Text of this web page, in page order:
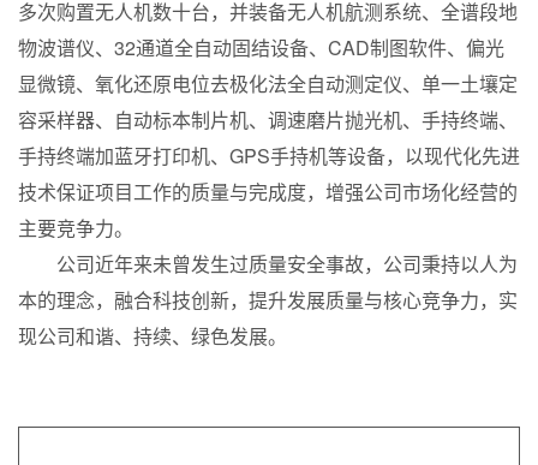
多次购置无人机数十台，并装备无人机航测系统、全谱段地
物波谱仪、32通道全自动固结设备、CAD制图软件、偏光
显微镜、氧化还原电位去极化法全自动测定仪、单一土壤定
容采样器、自动标本制片机、调速磨片抛光机、手持终端、
手持终端加蓝牙打印机、GPS手持机等设备，以现代化先进
技术保证项目工作的质量与完成度，增强公司市场化经营的
主要竞争力。
公司近年来未曾发生过质量安全事故，公司秉持以人为
本的理念，融合科技创新，提升发展质量与核心竞争力，实
现公司和谐、持续、绿色发展。